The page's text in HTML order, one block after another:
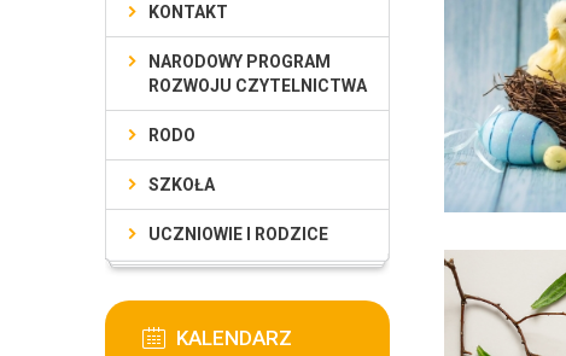
KONTAKT
NARODOWY PROGRAM
ROZWOJU CZYTELNICTWA
RODO
SZKOŁA
UCZNIOWIE I RODZICE
KALENDARZ